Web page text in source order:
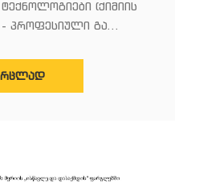
(ქიმიის
- პროფესიული გა...